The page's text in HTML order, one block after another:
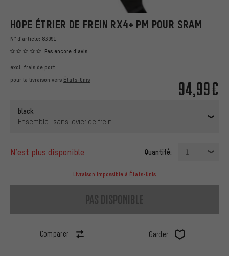
HOPE ÉTRIER DE FREIN RX4+ PM POUR SRAM
N° d'article: 83991
Pas encore d'avis
94,99€
excl. frais de port
pour la livraison vers États-Unis
black
Ensemble | sans levier de frein
n’est plus disponible Quantité: 1
Livraison impossible à États-Unis
pas disponible
Comparer Garder